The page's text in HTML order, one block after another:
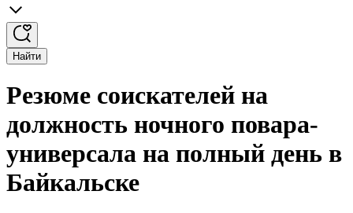
Найти
Резюме соискателей на
должность ночного повара-
универсала на полный день в
Байкальске